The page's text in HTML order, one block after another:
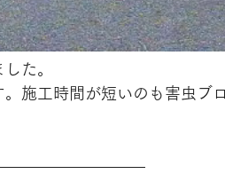
た。
施工時間が短いのも害虫ブ